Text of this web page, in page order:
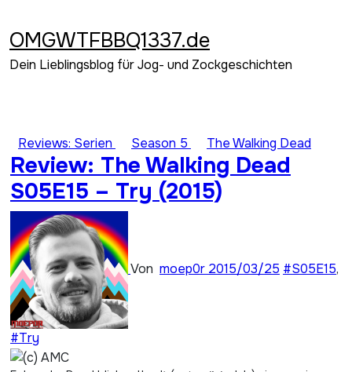
springen
OMGWTFBBQ1337.de
Dein Lieblingsblog für Jog- und Zockgeschichten
Reviews: Serien Season 5 The Walking Dead
Review: The Walking Dead
S05E15 – Try (2015)
Von moep0r 2015/03/25 #S05E15,
#Try